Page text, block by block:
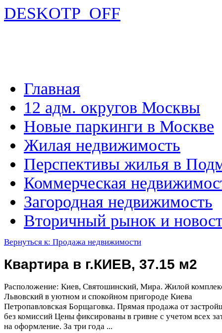
DESKOTP_OFF
Главная
12 адм. округов Москвы
Новые паркинги в Москве
Жилая недвижимость
Перспективы жилья в
Коммерческая
Загородная недвижимость
Вторичный рынок и
Вернуться к: Продажа недвижимости
Квартира в г.КИЕВ, 37.15 м2
Расположение: Киев, Святошинский, Мира. Жилой
Львовский в уютном и спокойном пригороде Киева
Петропавловская Борщаговка. Прямая продажа от
без комиссий Цены фиксированы в гривне с учетом всех
на оформление. За три года ...